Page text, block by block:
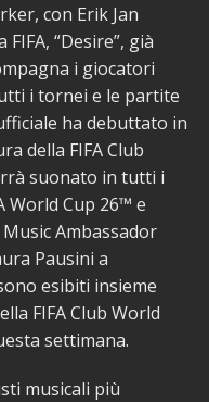
con Erik Jan
“Desire”, già
i giocatori
i tornei e le partite
ha debuttato in
della FIFA Club
suonato in tutti i
World Cup 26™ e
Ambassador
Pausini a
esibiti insieme
FIFA Club World
settimana.
musicali più